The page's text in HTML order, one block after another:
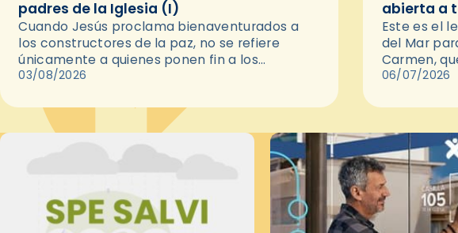
padres de la Iglesia (I)
Cuando Jesús proclama bienaventurados a
los constructores de la paz, no se refiere
únicamente a quienes ponen fin a los
conflictos. Los Padres de la Iglesia nos
03/08/2026
abierta a
Este es el
del Mar
Carmen,
y
06/07/2026